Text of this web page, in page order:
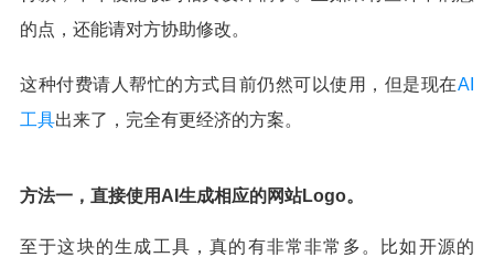
的点，还能请对方协助修改。
这种付费请人帮忙的方式目前仍然可以使用，但是现在AI
工具出来了，完全有更经济的方案。
方法一，直接使用AI生成相应的网站Logo。
至于这块的生成工具，真的有非常非常多。比如开源的